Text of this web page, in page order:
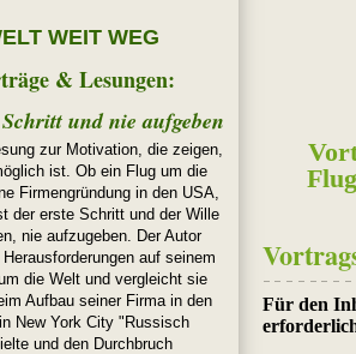
WEIT WEG
& Lesungen:
und nie aufgeben
zur Motivation, die zeigen,
ist. Ob ein Flug um die
Firmengründung in den USA,
der erste Schritt und der Wille
nie aufzugeben. Der Autor
auf seinem
die Welt und vergleicht sie
Aufbau seiner Firma in den
New York City "Russisch
und den Durchbruch